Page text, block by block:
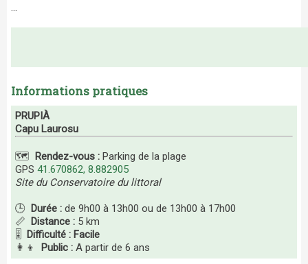
…
Informations pratiques
PRUPIÀ
Capu Laurosu
🗺️ Rendez-vous : Parking de la plage
GPS 41.670862, 8.882905
Site du Conservatoire du littoral
🕒 Durée : de 9h00 à 13h00 ou de 13h00 à 17h00
📏
Distance : 5 km
🎚️
Difficulté : Facile
👩‍👦
Public : A partir de 6 ans